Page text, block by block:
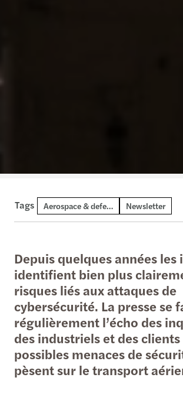
Tags Aerospace & defence Newsletter
Depuis quelques années
identifient bien plus
risques liés aux attaques de
cybersécurité. La presse se
régulièrement l’écho des
des industriels et des
possibles menaces de
pèsent sur le transport